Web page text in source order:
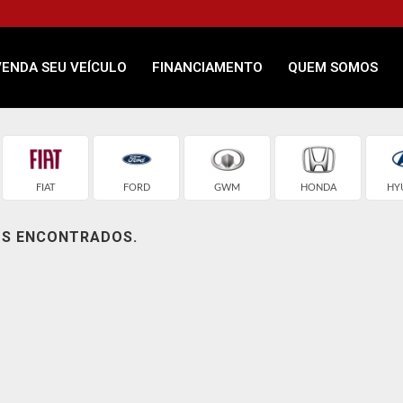
SEU VEÍCULO FINANCIAMENTO QUEM SOMOS
FIAT FORD GWM HONDA
ENCONTRADOS.